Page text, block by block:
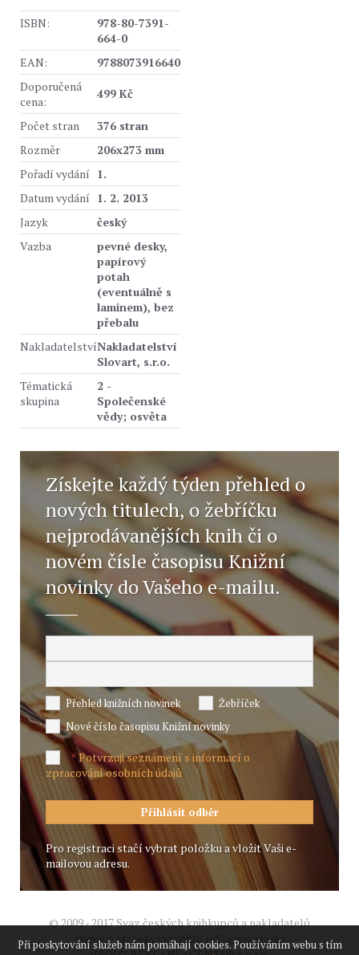
ISBN:
978-80-7391-
664-0
EAN:
9788073916640
Doporučená
cena:
499 Kč
Počet stran
376 stran
Rozměr
206x273 mm
Pořadí vydání 1.
Datum vydání 1. 2. 2013
Jazyk
český
Vazba
pevné desky,
papírový
potah
(eventuálně s
laminem), bez
přebalu
NakladatelstvíNakladatelství
Slovart, s.r.o.
Tématická
skupina
2 -
Společenské
vědy; osvěta
Získejte každý týden přehled o
nových titulech, o žebříčku
nejprodávanějších knih či o
novém čísle časopisu Knižní
novinky do Vašeho e-mailu.
Přehled knižních novinek
Žebříček
Nové číslo časopisu Knižní novinky
*Potvrzuji seznámení s informací o
zpracování osobních údajů
Pro registraci stačí vybrat položku a vložit Vaši e-
mailovou adresu.
© 2009 - 2017 Svaz českých knihkupců a nakladatelů
Webové stránky vytvořilo reklamní studio
Při poskytování služeb nám pomáhají cookies. Používáním webu s tím